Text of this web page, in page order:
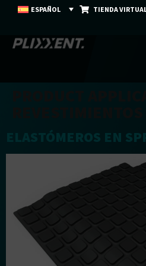
ESPAÑOL TIENDA
ELASTÓMEROS EN